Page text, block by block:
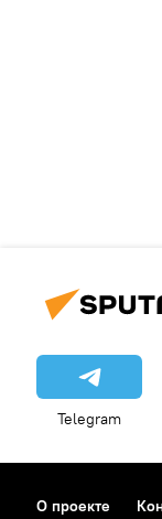
Telegram
О проекте